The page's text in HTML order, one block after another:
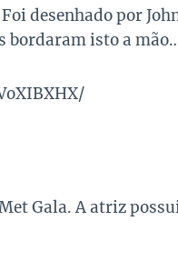
desenhado por
bordaram isto a
Gala. A atriz